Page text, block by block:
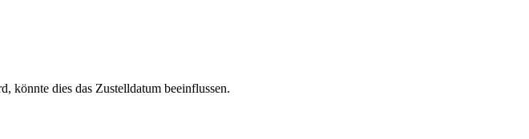
könnte dies das Zustelldatum beeinflussen.